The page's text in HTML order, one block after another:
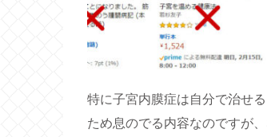
特に子宮内膜症は自分で治せ
ため息のでる内容なのですが